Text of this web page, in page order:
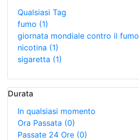
Qualsiasi Tag
fumo (1)
giornata mondiale contro il fumo
nicotina (1)
sigaretta (1)
Durata
In qualsiasi momento
Ora Passata (0)
Passate 24 Ore (0)